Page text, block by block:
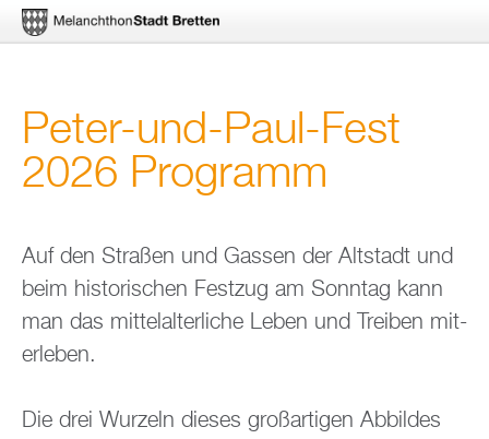
rekt
zum
halt
Peter-und-Paul-Fest
2026 Pro­gramm
Auf den Stra­ßen und Gas­sen der Alt­stadt und
beim his­to­ri­schen Fest­zug am Sonn­tag kann
man das mit­tel­al­ter­li­che Leben und Trei­ben mit­
er­le­ben.
Die drei Wur­zeln die­ses gro­ß­ar­ti­gen Ab­bil­des